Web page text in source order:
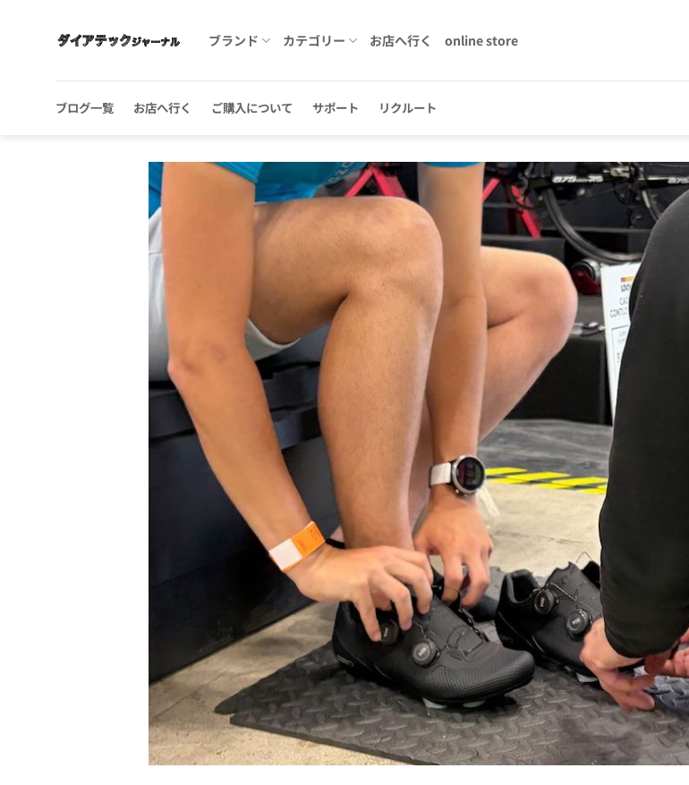
ブランド カテゴリー お店へ行く online store
ブログ一覧 お店へ行く ご購入について サポート リクルート